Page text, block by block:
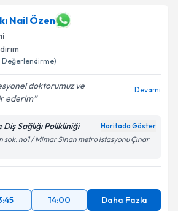
Nail Özen
Değerlendirme)
doktorumuz ve
ederim
Devamı
Sağlığı Polikliniği Haritada Göster
sok. no1 / Mimar Sinan metro istasyonu Çınar
14:00 Daha Fazla